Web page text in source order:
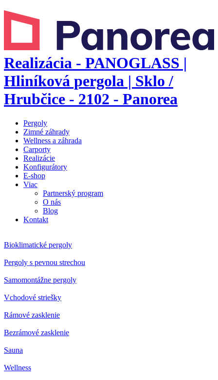
Realizácia - PANOGLASS |
Hliníková pergola | Sklo /
Hrubčice - 2102 - Panorea
Pergoly
Zimné záhrady
Wellness a záhrada
Carporty
Realizácie
Konfigurátory
E-shop
Viac
Partnerský program
O nás
Blog
Kontakt
Bioklimatické pergoly
Pergoly s pevnou strechou
Samomontážne pergoly
Vchodové striešky
Rámové zasklenie
Bezrámové zasklenie
Sauna
Wellness